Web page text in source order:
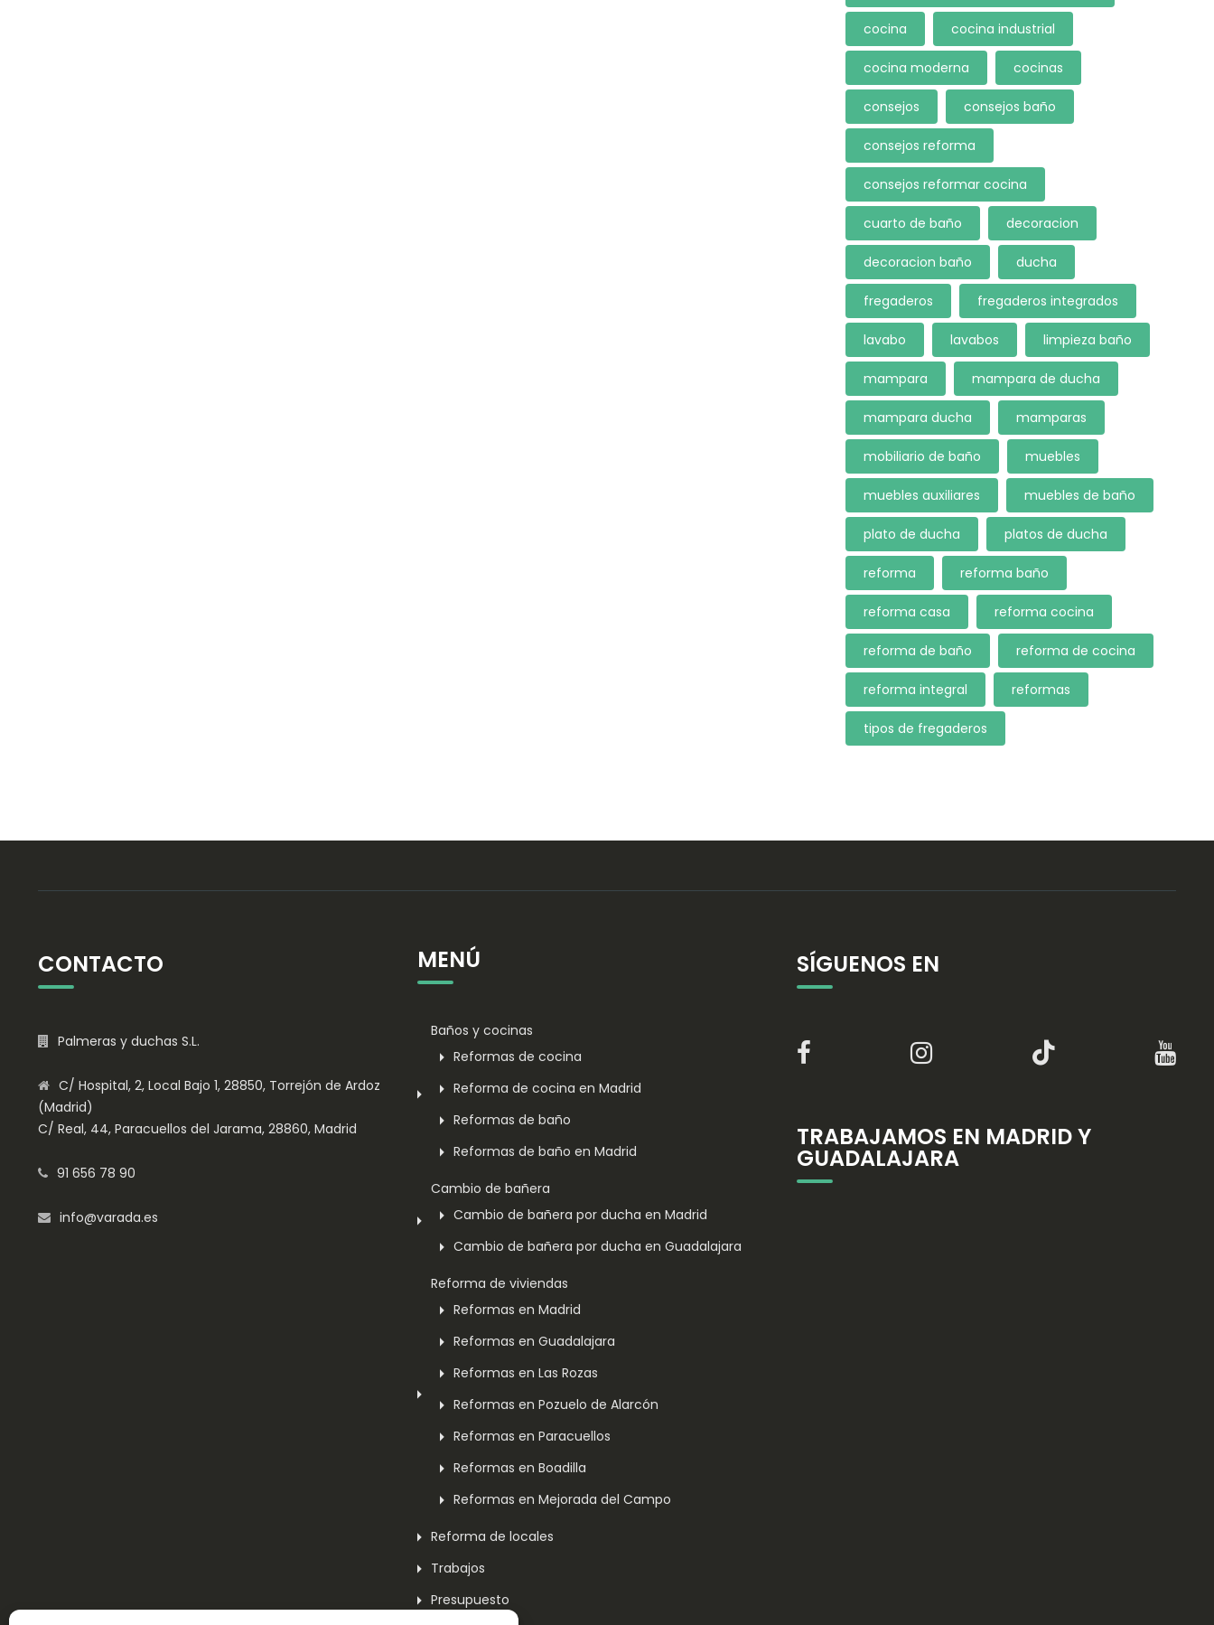
cocina cocina industrial
cocina moderna cocinas
consejos consejos baño
consejos reforma
consejos reformar cocina
cuarto de baño decoracion
decoracion baño ducha
fregaderos fregaderos integrados
lavabo lavabos limpieza baño
mampara mampara de ducha
mampara ducha mamparas
mobiliario de baño muebles
muebles auxiliares muebles de baño
plato de ducha platos de ducha
reforma reforma baño
reforma casa reforma cocina
reforma de baño reforma de cocina
reforma integral reformas
tipos de fregaderos
CONTACTO
Palmeras y duchas S.L.
C/ Hospital, 2, Local Bajo 1, 28850, Torrejón de Ardoz
(Madrid)
C/ Real, 44, Paracuellos del Jarama, 28860, Madrid
91 656 78 90
info@varada.es
MENÚ
Baños y cocinas
Reformas de cocina
Reforma de cocina en Madrid
Reformas de baño
Reformas de baño en Madrid
Cambio de bañera
Cambio de bañera por ducha en Madrid
Cambio de bañera por ducha en Guadalajara
Reforma de viviendas
Reformas en Madrid
Reformas en Guadalajara
Reformas en Las Rozas
Reformas en Pozuelo de Alarcón
Reformas en Paracuellos
Reformas en Boadilla
Reformas en Mejorada del Campo
Reforma de locales
Trabajos
Presupuesto
SÍGUENOS EN
TRABAJAMOS EN MADRID Y
GUADALAJARA